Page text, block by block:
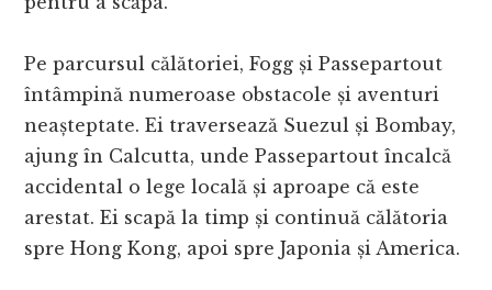
Pe parcursul călătoriei, Fogg și Passepartout
întâmpină numeroase obstacole și aventuri
neașteptate. Ei traversează Suezul și Bombay,
ajung în Calcutta, unde Passepartout încalcă
accidental o lege locală și aproape că este
arestat. Ei scapă la timp și continuă călătoria
spre Hong Kong, apoi spre Japonia și America.